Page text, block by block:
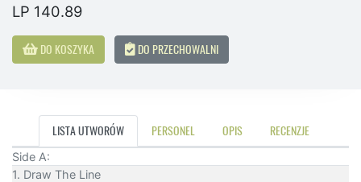
LP 140.89
DO KOSZYKA DO PRZECHOWALNI
LISTA UTWORÓW PERSONEL OPIS RECENZJE
Side A:
1. Draw The Line